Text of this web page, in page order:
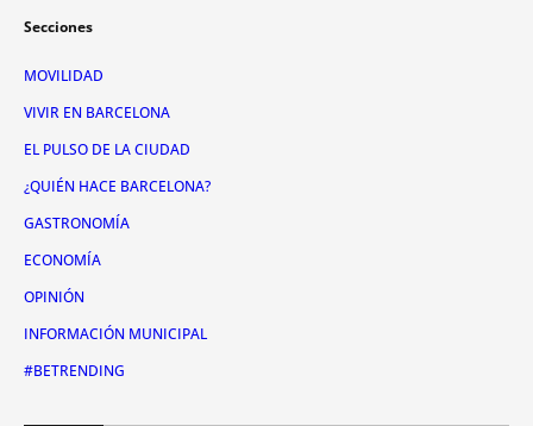
Secciones
MOVILIDAD
VIVIR EN BARCELONA
EL PULSO DE LA CIUDAD
¿QUIÉN HACE BARCELONA?
GASTRONOMÍA
ECONOMÍA
OPINIÓN
INFORMACIÓN MUNICIPAL
#BETRENDING